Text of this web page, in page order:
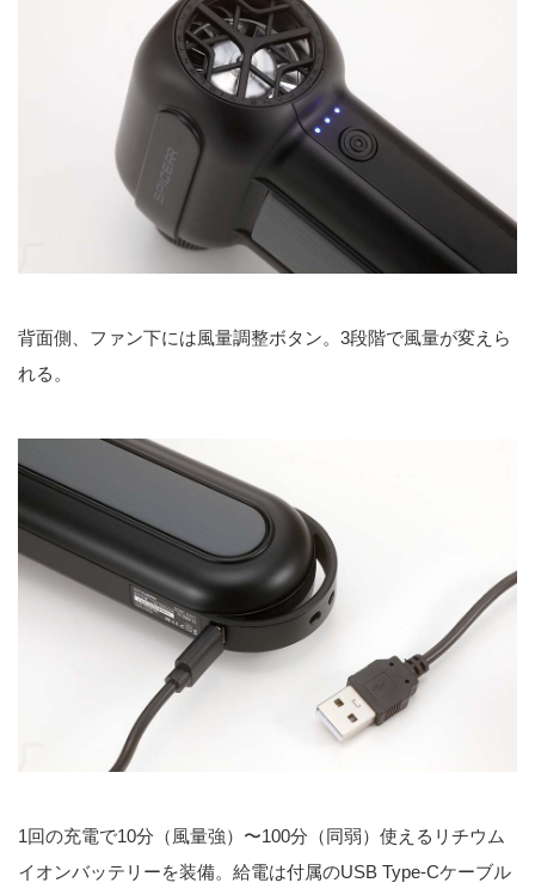
背面側、ファン下には風量調整ボタン。3段階で風量が変えら
れる。
1回の充電で10分（風量強）〜100分（同弱）使えるリチウム
イオンバッテリーを装備。給電は付属のUSB Type-Cケーブル